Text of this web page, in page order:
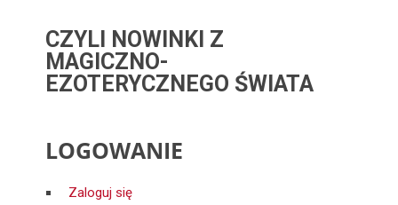
CZYLI NOWINKI Z
MAGICZNO-
EZOTERYCZNEGO ŚWIATA
LOGOWANIE
Zaloguj się